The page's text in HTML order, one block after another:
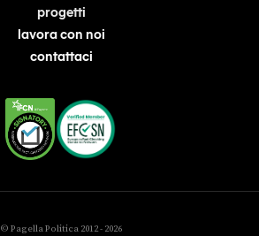
progetti
lavora con noi
contattaci
© Pagella Politica 2012 - 2026